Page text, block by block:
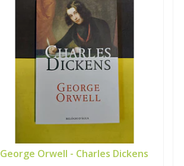
George Orwell - Charles Dickens